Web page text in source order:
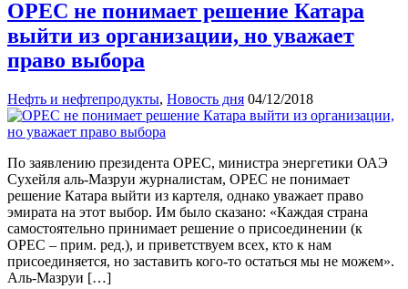
OPEC не понимает решение Катара
выйти из организации, но уважает
право выбора
Нефть и нефтепродукты, Новость дня 04/12/2018
По заявлению президента OPEC, министра энергетики ОАЭ
Сухейля аль-Мазруи журналистам, OPEC не понимает
решение Катара выйти из картеля, однако уважает право
эмирата на этот выбор. Им было сказано: «Каждая страна
самостоятельно принимает решение о присоединении (к
OPEC – прим. ред.), и приветствуем всех, кто к нам
присоединяется, но заставить кого-то остаться мы не можем».
Аль-Мазруи […]